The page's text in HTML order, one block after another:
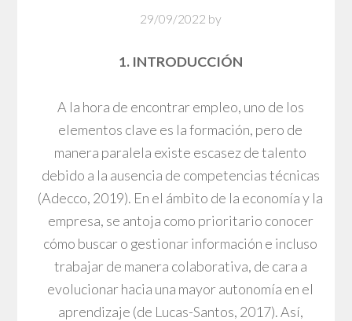
29/09/2022 by
1. INTRODUCCIÓN
A la hora de encontrar empleo, uno de los
elementos clave es la formación, pero de
manera paralela existe escasez de talento
debido a la ausencia de competencias técnicas
(Adecco, 2019). En el ámbito de la economía y la
empresa, se antoja como prioritario conocer
cómo buscar o gestionar información e incluso
trabajar de manera colaborativa, de cara a
evolucionar hacia una mayor autonomía en el
aprendizaje (de Lucas-Santos, 2017). Así,